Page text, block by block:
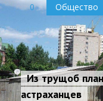
0 Общество
Из трущоб
астраханцев